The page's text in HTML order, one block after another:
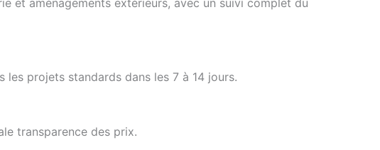
les projets standards dans les 7 à 14 jours.
transparence des prix.